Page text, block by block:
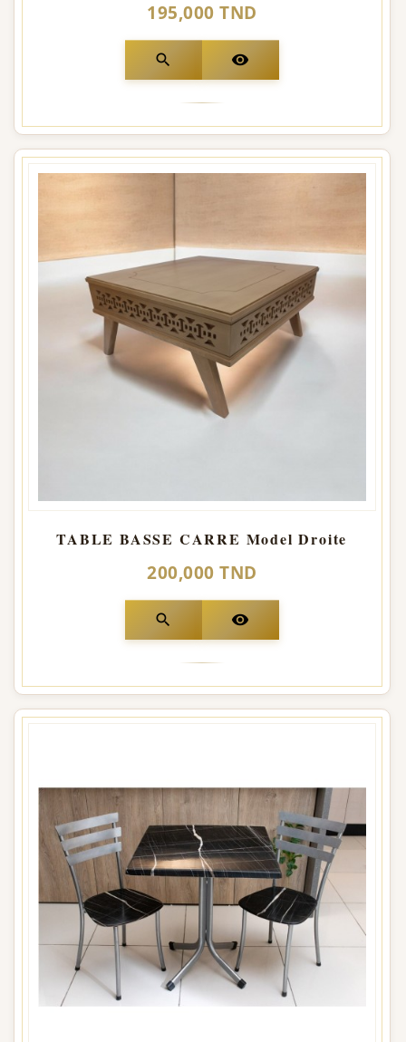
195,000 TND
search visibility
TABLE BASSE CARRE Model Droite
200,000 TND
search visibility